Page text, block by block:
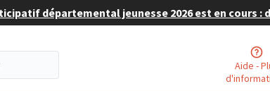
départemental jeunesse 2026 est en cours :
Aide - Plus